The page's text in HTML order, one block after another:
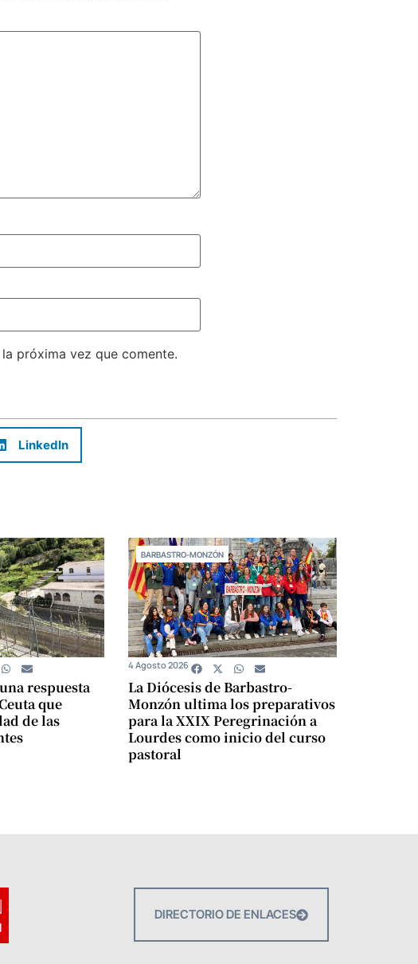
próxima vez que comente.
LinkedIn
respuesta
que
de las
BARBASTRO-MONZÓN
La Diócesis de Barbastro-
Monzón ultima los preparativos
para la XXIX Peregrinación a
Lourdes como inicio del curso
pastoral
4 Agosto 2026
DIRECTORIO DE ENLACES